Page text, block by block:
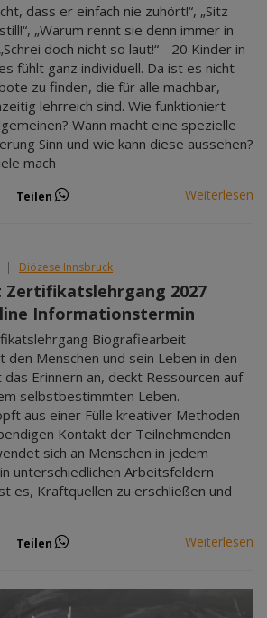
dass er einfach nie zuhört!“, „Sitz
„Warum rennt sie denn immer in
doch nicht so laut!“ - 20 Kinder in
fühlt ganz individuell. Da ist es nicht
zu finden, die für alle machbar,
lehrreich sind. Wie funktioniert
Wann macht eine spezielle
Sinn und wie kann diese aussehen?
mach
Teilen Weiterlesen
| Diözese Innsbruck
2027
Informationstermin
Biografiearbeit
Menschen und sein Leben in den
Erinnern an, deckt Ressourcen auf
selbstbestimmten Leben.
aus einer Fülle kreativer Methoden
Kontakt der Teilnehmenden
sich an Menschen in jedem
unterschiedlichen Arbeitsfeldern
es, Kraftquellen zu erschließen und
Teilen Weiterlesen